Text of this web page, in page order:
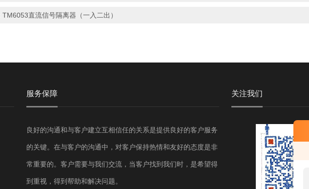
TM6053直流信号隔离器（一入二出）
服务保障
良好的沟通和与客户建立互相信任的关系是提供良好的客户服务
的关键。在与客户的沟通中，对客户保持热情和友好的态度是非
常重要的。客户需要与我们交流，当客户找到我们时，是希望得
到重视，得到帮助和解决问题。
关注我们